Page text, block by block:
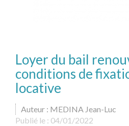
Loyer du bail
conditions de
locative
Auteur : MEDINA Jean-Luc
Publié le : 04/01/2022